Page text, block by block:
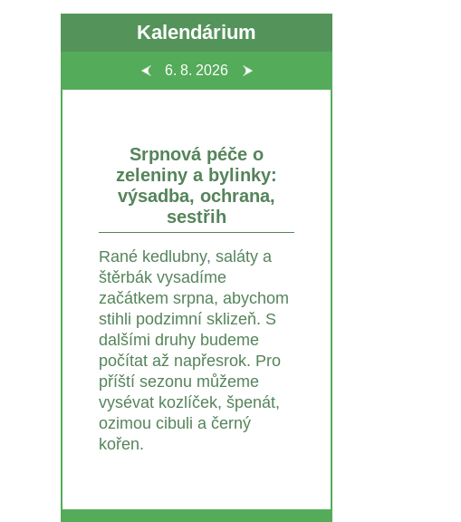
Kalendárium
6. 8. 2026
Srpnová péče o
zeleniny a bylinky:
výsadba, ochrana,
sestřih
Rané kedlubny, saláty a
štěrbák vysadíme
začátkem srpna, abychom
stihli podzimní sklizeň. S
dalšími druhy budeme
počítat až napřesrok. Pro
příští sezonu můžeme
vysévat kozlíček, špenát,
ozimou cibuli a černý
kořen.